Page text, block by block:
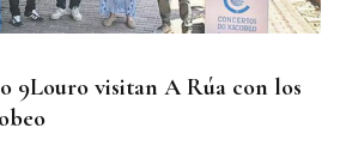
9Louro visitan A Rúa con los